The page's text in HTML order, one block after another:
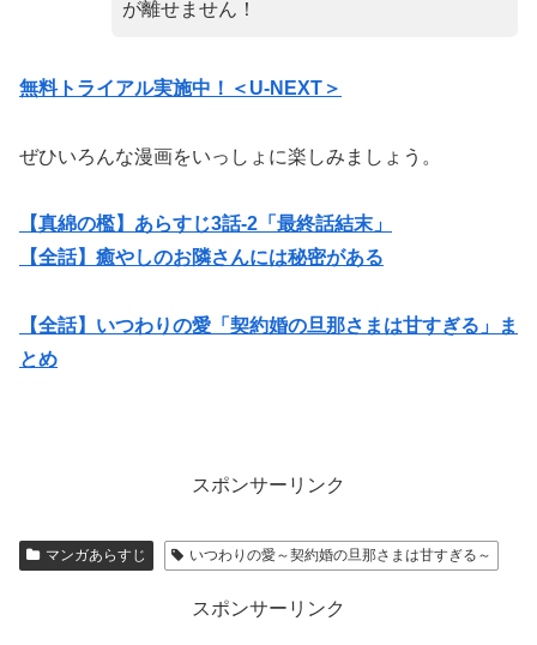
が離せません！
無料トライアル実施中！＜U-NEXT＞
ぜひいろんな漫画をいっしょに楽しみましょう。
【真綿の檻】あらすじ3話-2「最終話結末」
【全話】癒やしのお隣さんには秘密がある
【全話】いつわりの愛「契約婚の旦那さまは甘すぎる」ま
とめ
スポンサーリンク
マンガあらすじ いつわりの愛～契約婚の旦那さまは甘すぎる～
スポンサーリンク